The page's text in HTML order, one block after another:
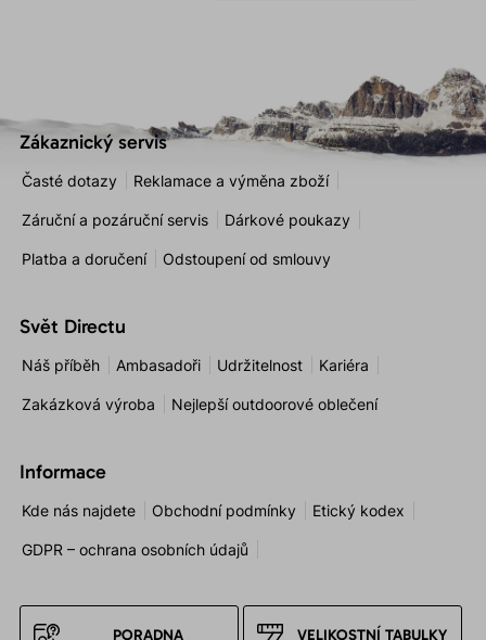
Zákaznický servis
Časté dotazy Reklamace a výměna zboží
Záruční a pozáruční servis Dárkové poukazy
Platba a doručení Odstoupení od smlouvy
Svět Directu
Náš příběh Ambasadoři Udržitelnost Kariéra
Zakázková výroba Nejlepší outdoorové oblečení
Informace
Kde nás najdete Obchodní podmínky Etický kodex
GDPR – ochrana osobních údajů
PORADNA VELIKOSTNÍ TABULKY